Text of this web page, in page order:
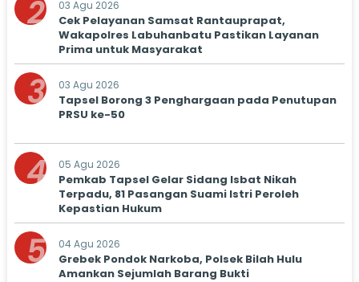
2 03 Agu 2026
Cek Pelayanan Samsat Rantauprapat,
Wakapolres Labuhanbatu Pastikan Layanan
Prima untuk Masyarakat
3 03 Agu 2026
Tapsel Borong 3 Penghargaan pada Penutupan
PRSU ke-50
4 05 Agu 2026
Pemkab Tapsel Gelar Sidang Isbat Nikah
Terpadu, 81 Pasangan Suami Istri Peroleh
Kepastian Hukum
5 04 Agu 2026
Grebek Pondok Narkoba, Polsek Bilah Hulu
Amankan Sejumlah Barang Bukti